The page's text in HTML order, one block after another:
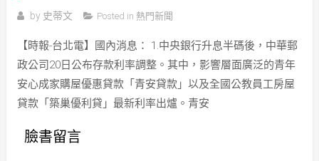
by 史蒂文 Posted in 熱門新聞
【時報-台北電】國內消息： 1.中央銀行升息半碼後，中華郵
政公司20日公布存款利率調整。其中，影響層面廣泛的青年
安心成家購屋優惠貸款「青安貸款」以及全國公教員工房屋
貸款「築巢優利貸」最新利率出爐。青安
臉書留言